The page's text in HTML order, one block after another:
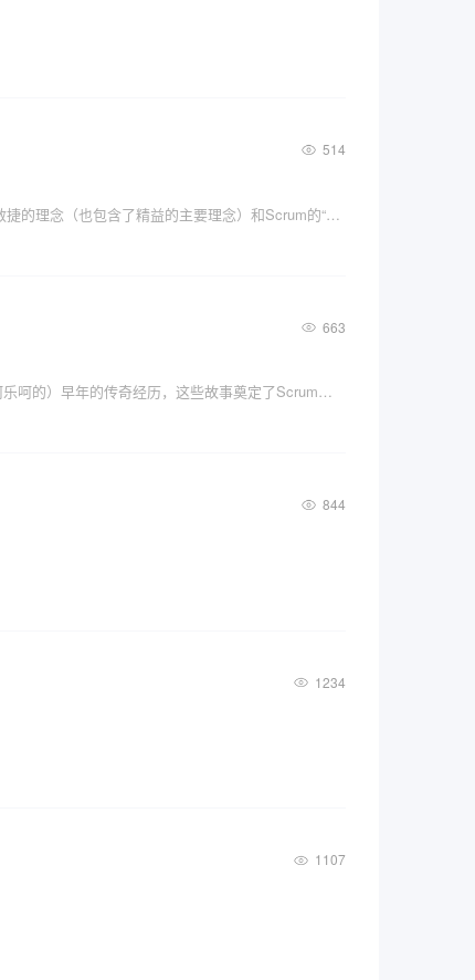
514
这本书是所有敏捷教练或者希望深入理解敏捷和Scrum框架的人士都应该多次翻阅的书籍。内容非常全面，不仅详细地把敏捷的理念（也包含了精益的主要理念）和Scrum的“3355”深入进行解读，还有非常多的实操案例和工具。
663
什么是敏捷？分享几个Jeff Sutherland老爷子（业界知名度最高的敏捷工作框架Scrum的联合创始人，现在80多岁了，乐呵乐呵的）早年的传奇经历，这些故事奠定了Scrum的思想基础，也有助于您理解敏捷的精髓。
844
1234
1107